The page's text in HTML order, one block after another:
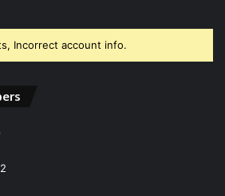
Incorrect account info.